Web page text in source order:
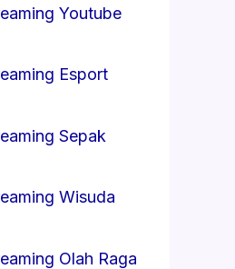
Youtube
Esport
Sepak
Wisuda
Olah Raga